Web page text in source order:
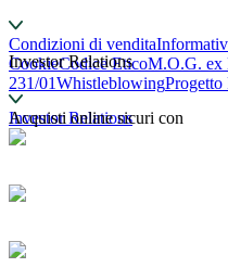
Condizioni di vendita
CookieCodice EticoM.O.G. ex
231/01Whistleblowing
Investor Relations
Investor Relations
Acquisti online sicuri con